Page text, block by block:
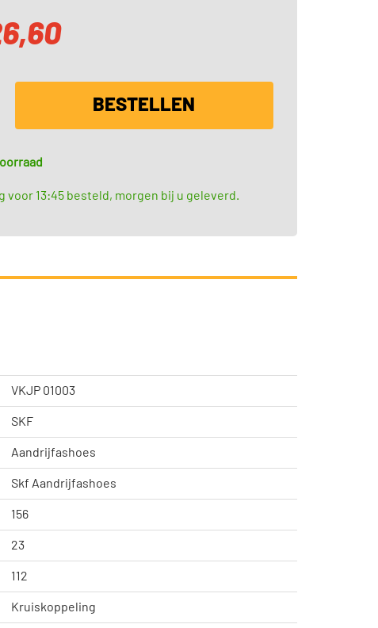
BESTELLEN
voor 13:45 besteld, morgen bij u geleverd.
VKJP 01003
SKF
Aandrijfashoes
Skf Aandrijfashoes
156
23
112
Kruiskoppeling